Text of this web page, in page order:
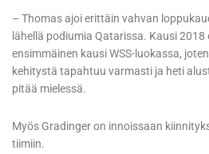
– Thomas ajoi erittäin vahvan
lähellä podiumia Qatarissa. Kausi 2018
ensimmäinen kausi WSS-luokassa,
kehitystä tapahtuu varmasti ja heti
pitää mielessä.
Myös Gradinger on innoissaan
tiimiin.